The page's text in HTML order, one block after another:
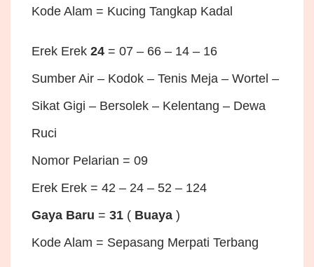
Kode Alam = Kucing Tangkap Kadal
Erek Erek 24 = 07 – 66 – 14 – 16
Sumber Air – Kodok – Tenis Meja – Wortel –
Sikat Gigi – Bersolek – Kelentang – Dewa
Ruci
Nomor Pelarian = 09
Erek Erek = 42 – 24 – 52 – 124
Gaya Baru = 31 ( Buaya )
Kode Alam = Sepasang Merpati Terbang